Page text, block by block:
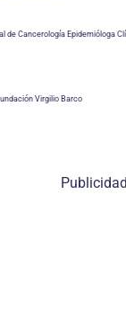
Cancerología Epidemióloga
Virgilio Barco
Publicidad